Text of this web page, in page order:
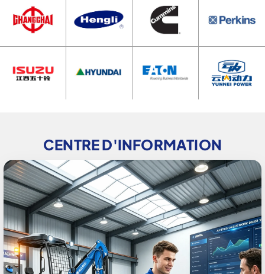
CENTRE D'INFORMATION